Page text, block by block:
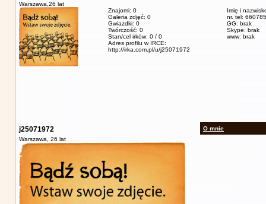
Warszawa, 26 lat
Znajomi: 0
Galeria zdjęć: 0
Gwiazdki: 0
Twórczość: 0
Stan/cel irków: 0 / 0
Adres profilu w IRCE:
http://irka.com.pl/u/j25071972
Imię i
nr. tel:
GG: brak
Skype: brak
www: brak
j25071972
Warszawa, 26 lat
O mnie